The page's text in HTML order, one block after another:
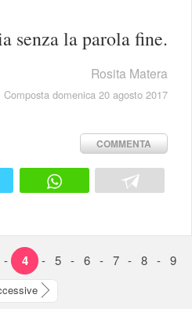
senza la parola fine.
Rosita Matera
Composta domenica 20 agosto 2017
COMMENTA
- 4 - 5 - 6 - 7 - 8 - 9